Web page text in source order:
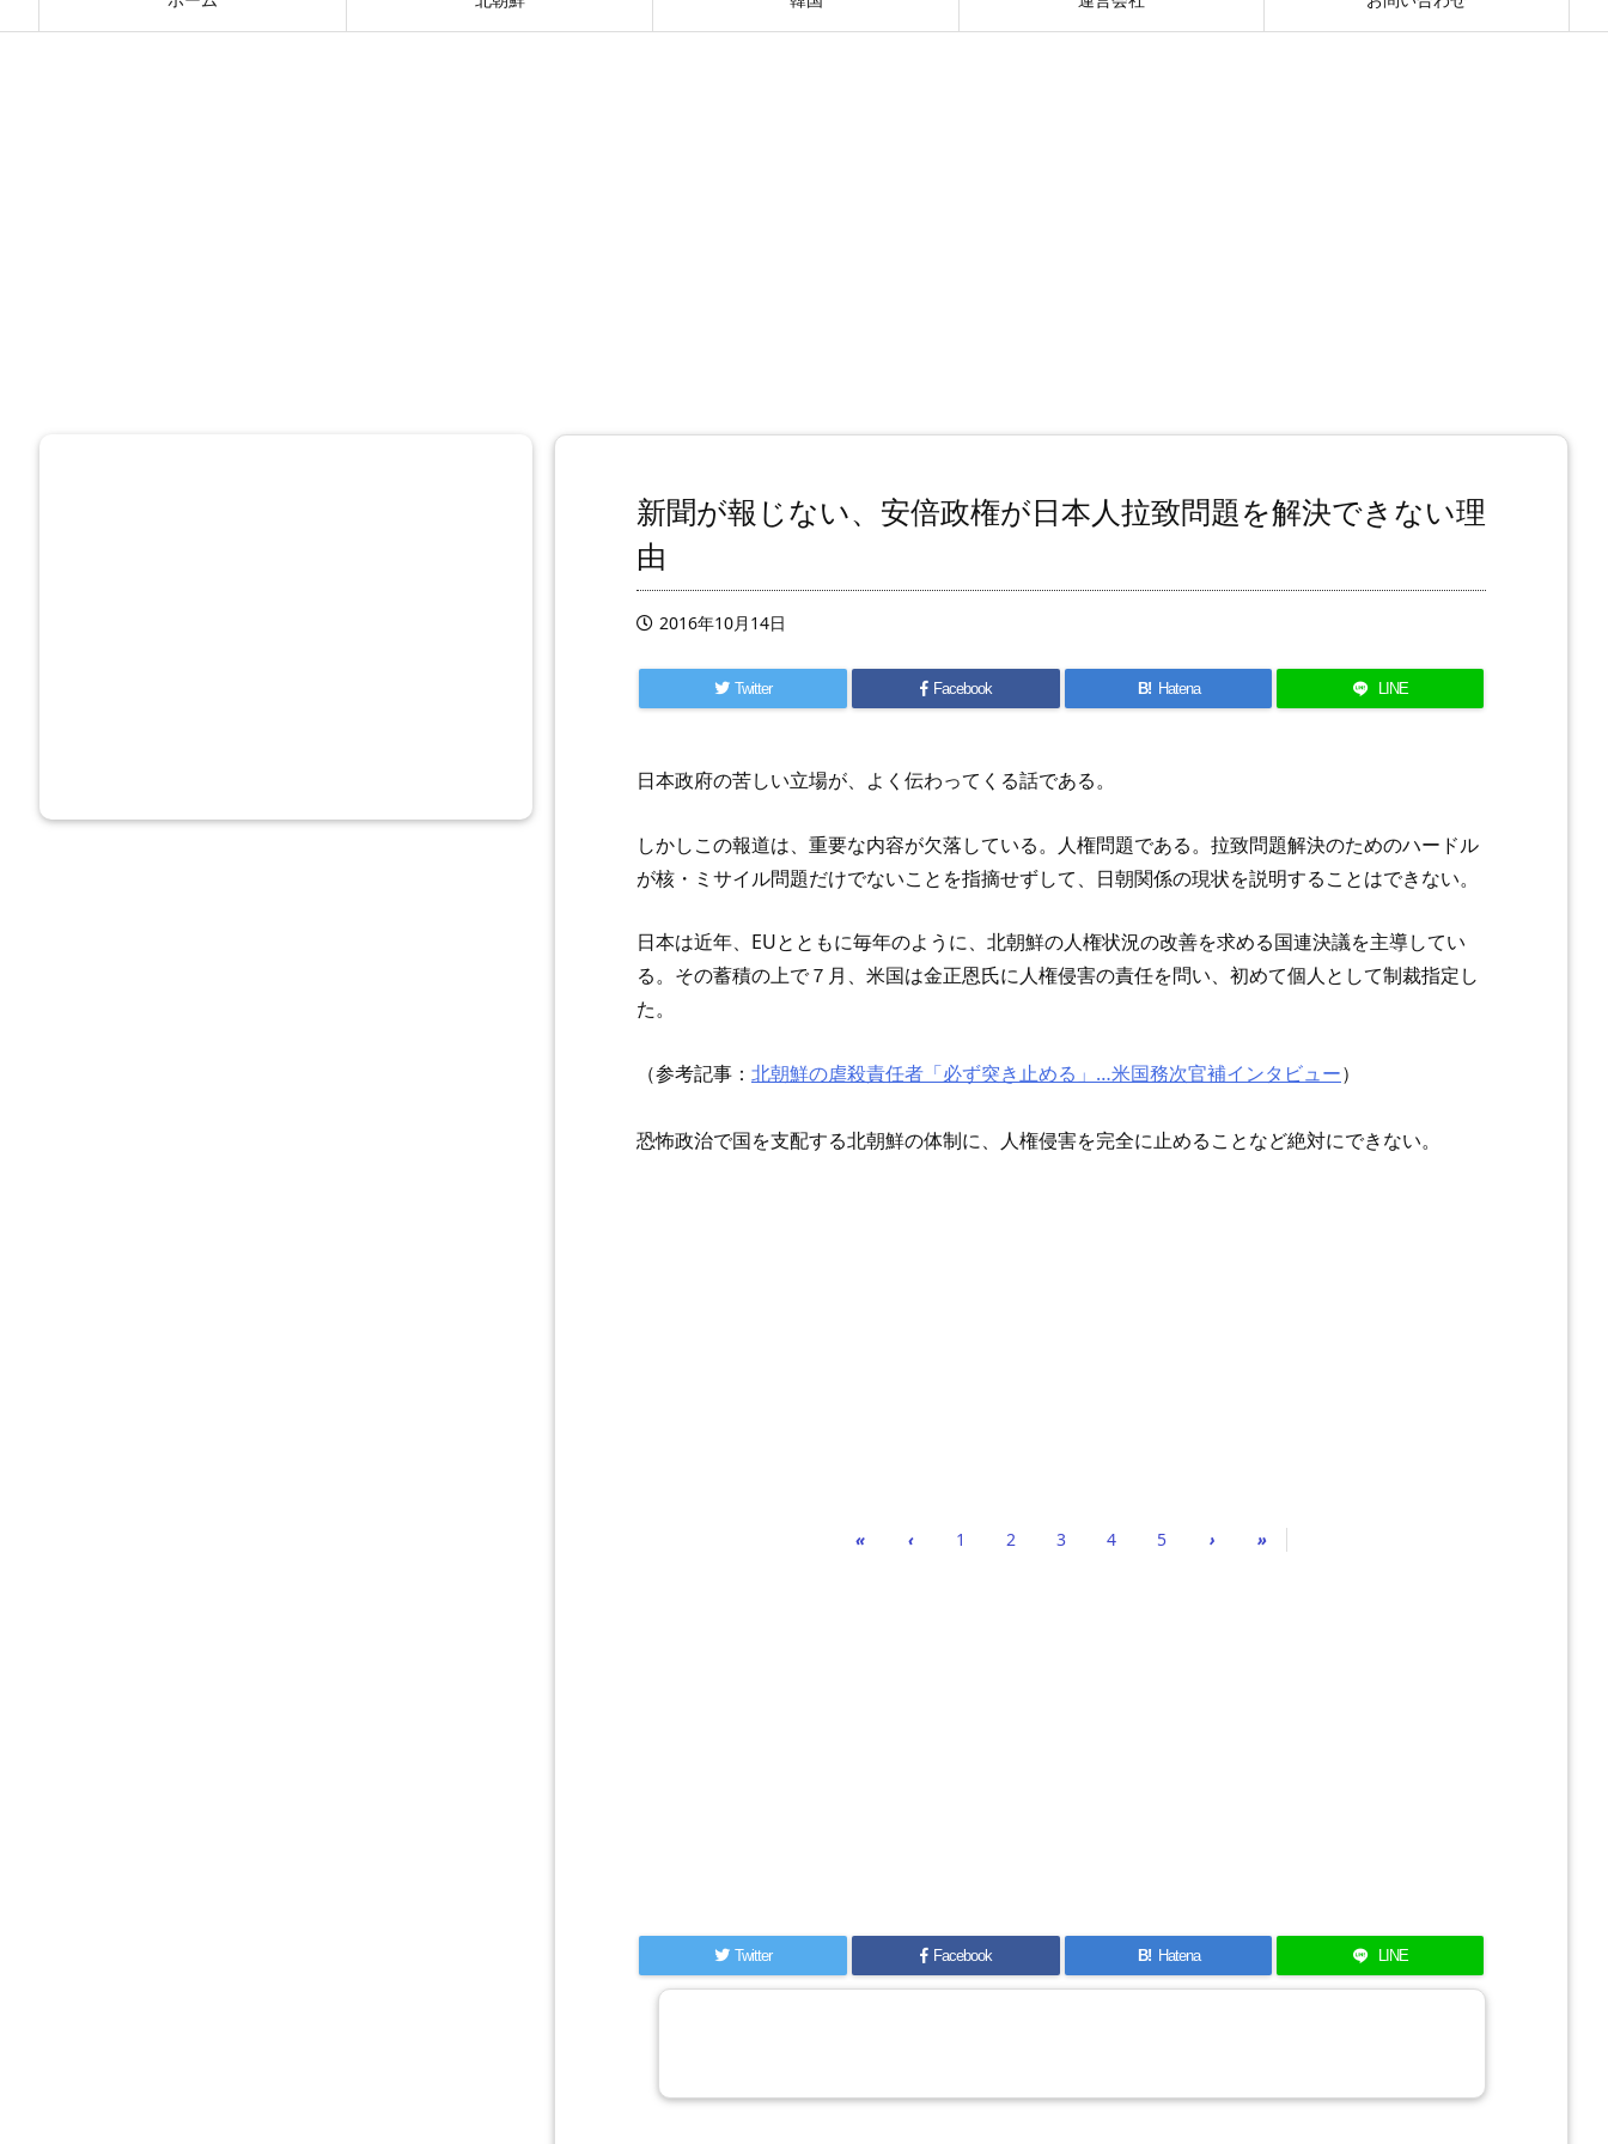
新聞が報じない、安倍政権が日本人拉致問題を解決できない理
由
2016年10月14日
Twitter Facebook B! Hatena LINE
日本政府の苦しい立場が、よく伝わってくる話である。
しかしこの報道は、重要な内容が欠落している。人権問題である。拉致問題解決のためのハードル
が核・ミサイル問題だけでないことを指摘せずして、日朝関係の現状を説明することはできない。
日本は近年、EUとともに毎年のように、北朝鮮の人権状況の改善を求める国連決議を主導してい
る。その蓄積の上で７月、米国は金正恩氏に人権侵害の責任を問い、初めて個人として制裁指定し
た。
（参考記事： 北朝鮮の虐殺責任者「必ず突き止める」…米国務次官補インタビュー）
恐怖政治で国を支配する北朝鮮の体制に、人権侵害を完全に止めることなど絶対にできない。
« ‹ 1 2 3 4 5 › »
Twitter Facebook B! Hatena LINE